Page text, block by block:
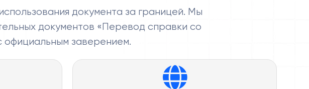
документа за границей. Мы
документов «Перевод справки со
официальным заверением.